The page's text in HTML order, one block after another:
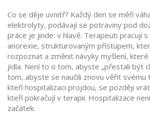
Co se děje uvnitř? Každý den se měří
elektrolyty, podávají se potraviny pod
práce je jinde: v hlavě. Terapeuti pracují s
anorexie, strukturovaným přístupem,
rozpoznat a změnit návyky myšlení,
jídla. Není to o tom, abyste „přestali být
tom, abyste se naučili znovu věřit svému
kteří hospitalizaci projdou, se později
kteří pokračují v terapii. Hospitalizace
začátek.